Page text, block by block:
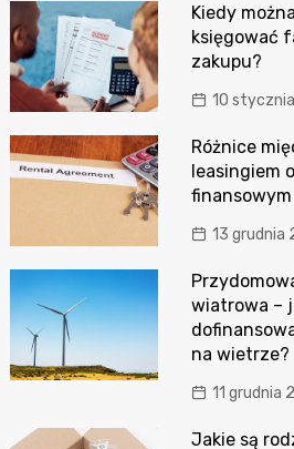
Kiedy
księgować
zakupu?
10
Różnice
leasingiem
13 grudnia
wiatrowa –
na wietrze?
11 grudnia
Jakie są